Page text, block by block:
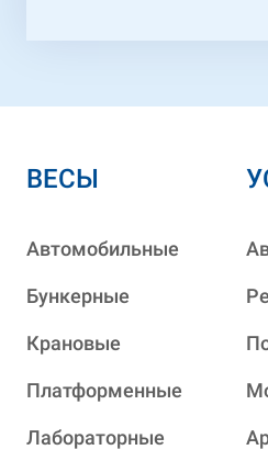
ВЕСЫ
Автомобильные
Бункерные
Крановые
Платформенные
Лабораторные